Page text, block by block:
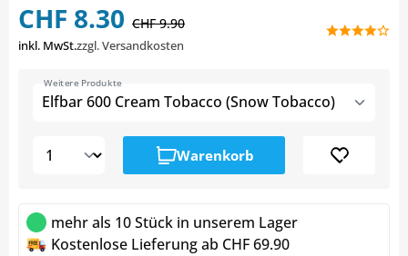
CHF 8.30 CHF 9.90
inkl. MwSt.zzgl. Versandkosten
Elfbar 600 Cream Tobacco (Snow Tobacco)
Weitere Produkte
Warenkorb
mehr als 10 Stück in unserem Lager
Kostenlose Lieferung ab CHF 69.90